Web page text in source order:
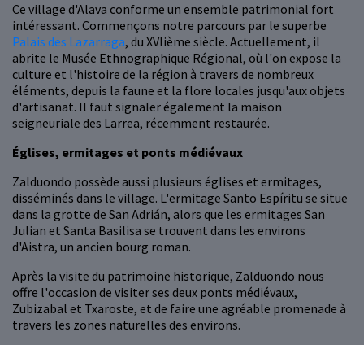
Ce village d'Alava conforme un ensemble patrimonial fort
intéressant. Commençons notre parcours par le superbe
Palais des Lazarraga, du XVIième siècle. Actuellement, il
abrite le Musée Ethnographique Régional, où l'on expose la
culture et l'histoire de la région à travers de nombreux
éléments, depuis la faune et la flore locales jusqu'aux objets
d'artisanat. Il faut signaler également la maison
seigneuriale des Larrea, récemment restaurée.
Églises, ermitages et ponts médiévaux
Zalduondo possède aussi plusieurs églises et ermitages,
disséminés dans le village. L'ermitage Santo Espíritu se situe
dans la grotte de San Adrián, alors que les ermitages San
Julian et Santa Basilisa se trouvent dans les environs
d'Aistra, un ancien bourg roman.
Après la visite du patrimoine historique, Zalduondo nous
offre l'occasion de visiter ses deux ponts médiévaux,
Zubizabal et Txaroste, et de faire une agréable promenade à
travers les zones naturelles des environs.